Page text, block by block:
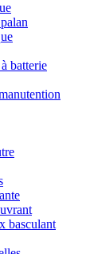
batterie
basculant